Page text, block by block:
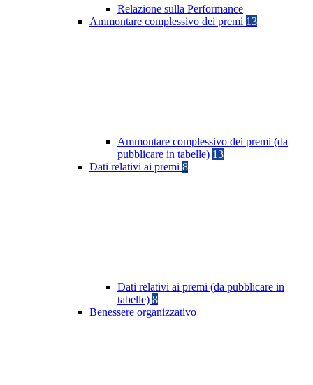
Relazione sulla Performance
Ammontare complessivo dei premi 13
Ammontare complessivo dei premi (da
pubblicare in tabelle) 13
Dati relativi ai premi 8
Dati relativi ai premi (da pubblicare in
tabelle) 8
Benessere organizzativo